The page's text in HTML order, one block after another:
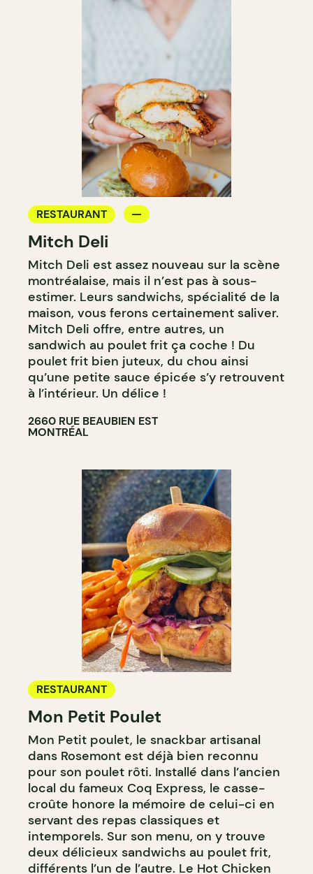
RESTAURANT
Mitch Deli
Mitch Deli est assez nouveau sur la scène
montréalaise, mais il n’est pas à sous-
estimer. Leurs sandwichs, spécialité de la
maison, vous ferons certainement saliver.
Mitch Deli offre, entre autres, un
sandwich au poulet frit ça coche ! Du
poulet frit bien juteux, du chou ainsi
qu’une petite sauce épicée s’y retrouvent
à l’intérieur. Un délice !
2660 RUE BEAUBIEN EST
MONTRÉAL
RESTAURANT
Mon Petit Poulet
Mon Petit poulet, le snackbar artisanal
dans Rosemont est déjà bien reconnu
pour son poulet rôti. Installé dans l’ancien
local du fameux Coq Express, le casse-
croûte honore la mémoire de celui-ci en
servant des repas classiques et
intemporels. Sur son menu, on y trouve
deux délicieux sandwichs au poulet frit,
différents l’un de l’autre. Le Hot Chicken